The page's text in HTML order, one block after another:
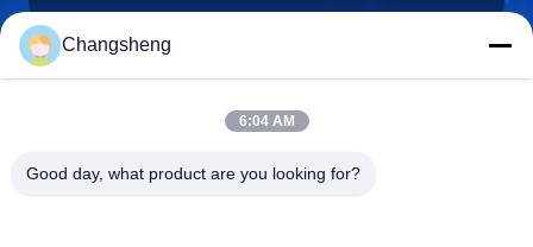
roger@decorationsculpture.com
Changsheng
6:04 AM
Good day, what product are you looking for?